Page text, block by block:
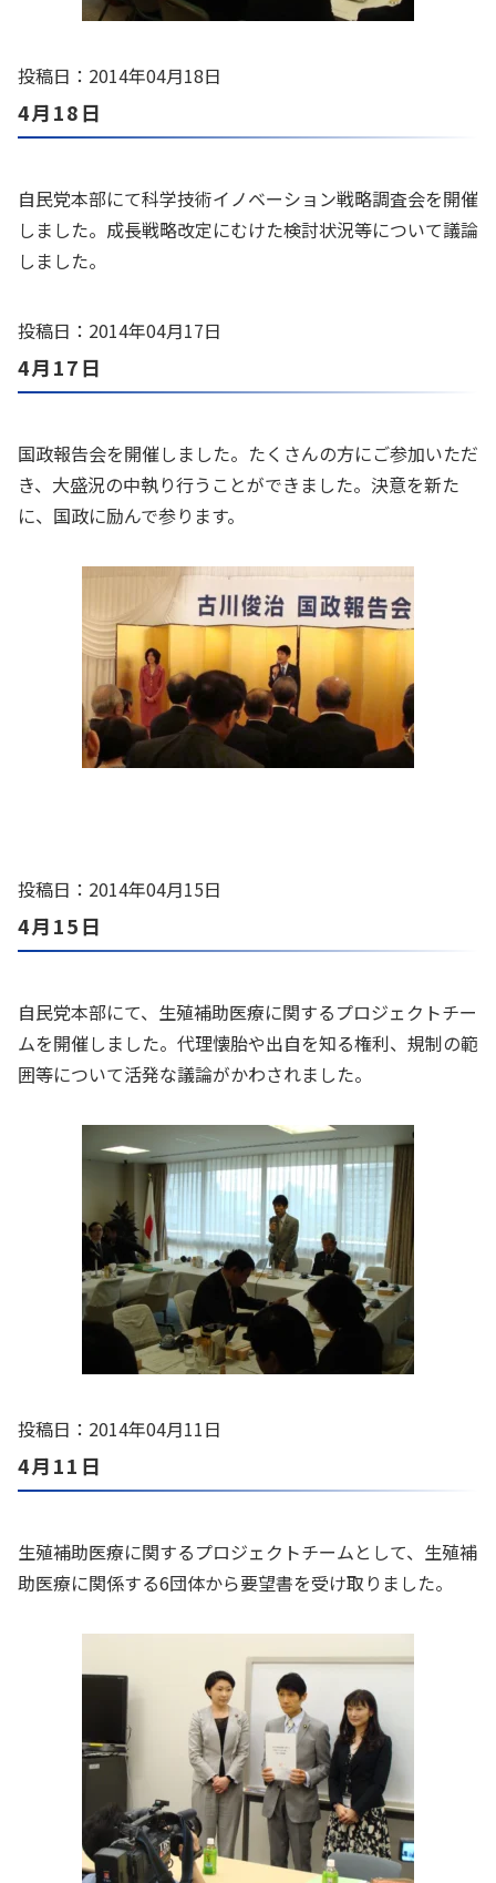
投稿日：2014年04月18日
4月18日
自民党本部にて科学技術イノベーション戦略調査会を開催
しました。成長戦略改定にむけた検討状況等について議論
しました。
投稿日：2014年04月17日
4月17日
国政報告会を開催しました。たくさんの方にご参加いただ
き、大盛況の中執り行うことができました。決意を新た
に、国政に励んで参ります。
投稿日：2014年04月15日
4月15日
自民党本部にて、生殖補助医療に関するプロジェクトチー
ムを開催しました。代理懐胎や出自を知る権利、規制の範
囲等について活発な議論がかわされました。
投稿日：2014年04月11日
4月11日
生殖補助医療に関するプロジェクトチームとして、生殖補
助医療に関係する6団体から要望書を受け取りました。